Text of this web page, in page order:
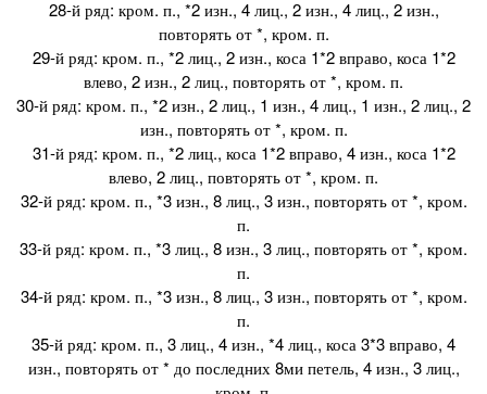
28-й ряд: кром. п., *2 изн., 4 лиц., 2 изн., 4 лиц., 2 изн.,
повторять от *, кром. п.
29-й ряд: кром. п., *2 лиц., 2 изн., коса 1*2 вправо, коса 1*2
влево, 2 изн., 2 лиц., повторять от *, кром. п.
30-й ряд: кром. п., *2 изн., 2 лиц., 1 изн., 4 лиц., 1 изн., 2 лиц., 2
изн., повторять от *, кром. п.
31-й ряд: кром. п., *2 лиц., коса 1*2 вправо, 4 изн., коса 1*2
влево, 2 лиц., повторять от *, кром. п.
32-й ряд: кром. п., *3 изн., 8 лиц., 3 изн., повторять от *, кром.
п.
33-й ряд: кром. п., *3 лиц., 8 изн., 3 лиц., повторять от *, кром.
п.
34-й ряд: кром. п., *3 изн., 8 лиц., 3 изн., повторять от *, кром.
п.
35-й ряд: кром. п., 3 лиц., 4 изн., *4 лиц., коса 3*3 вправо, 4
изн., повторять от * до последних 8ми петель, 4 изн., 3 лиц.,